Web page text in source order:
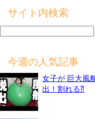
サイト内検索
今週の人気記事
女子が 巨大風
出！割れる⁈